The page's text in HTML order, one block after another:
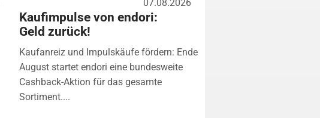
07.08.2026
Kaufimpulse von endori:
Geld zurück!
Kaufanreiz und Impulskäufe fördern: Ende
August startet endori eine bundesweite
Cashback-Aktion für das gesamte
Sortiment....